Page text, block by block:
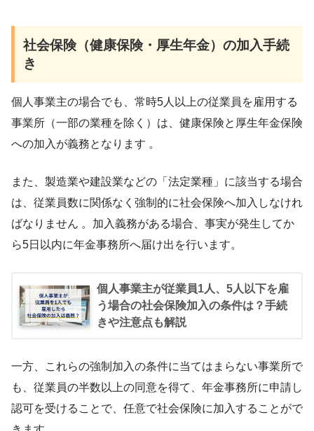
社会保険（健康保険・厚生年金）の加入手続
き
個人事業主の場合でも、常時5人以上の従業員を雇用する
事業所（一部の業種を除く）は、健康保険と厚生年金保険
への加入が義務となります 。
また、製造業や建設業などの「法定業種」に該当する場合
は、従業員数に関係なく強制的に社会保険へ加入しなけれ
ばなりません 。加入義務がある場合、事実が発生してか
ら5日以内に年金事務所へ届け出を行います。
個人事業主が従業員1人、5人以下を雇
う場合の社会保険加入の条件は？手続
きや注意点も解説
一方、これらの強制加入の条件に当てはまらない事業所で
も、従業員の半数以上の同意を得て、年金事務所に申請し
認可を受けることで、任意で社会保険に加入することがで